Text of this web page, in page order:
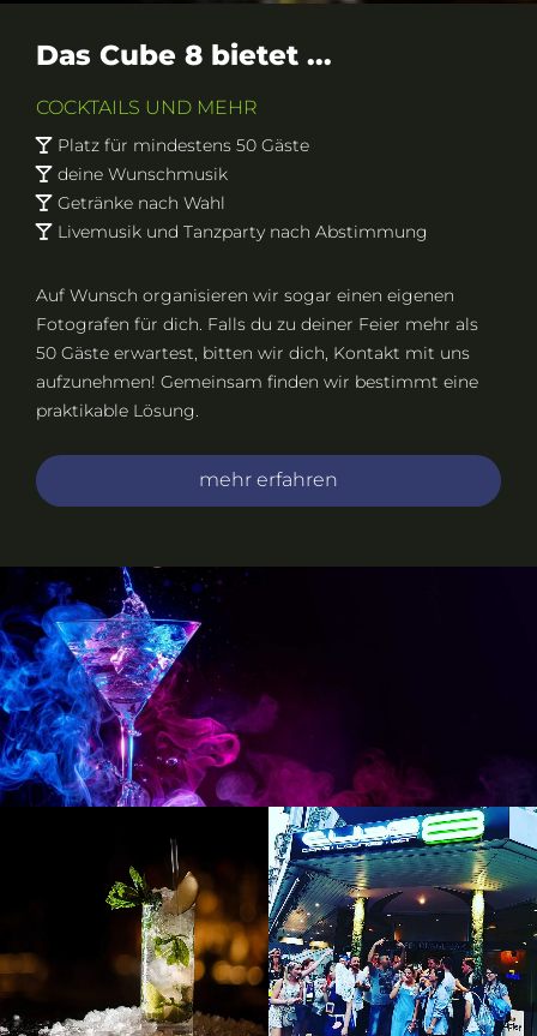
Das Cube 8 bietet ...
COCKTAILS UND MEHR
 Platz für mindestens 50 Gäste
 deine Wunschmusik
 Getränke nach Wahl
 Livemusik und Tanzparty nach Abstimmung
Auf Wunsch organisieren wir sogar einen eigenen
Fotografen für dich. Falls du zu deiner Feier mehr als
50 Gäste erwartest, bitten wir dich, Kontakt mit uns
aufzunehmen! Gemeinsam finden wir bestimmt eine
praktikable Lösung.
mehr erfahren